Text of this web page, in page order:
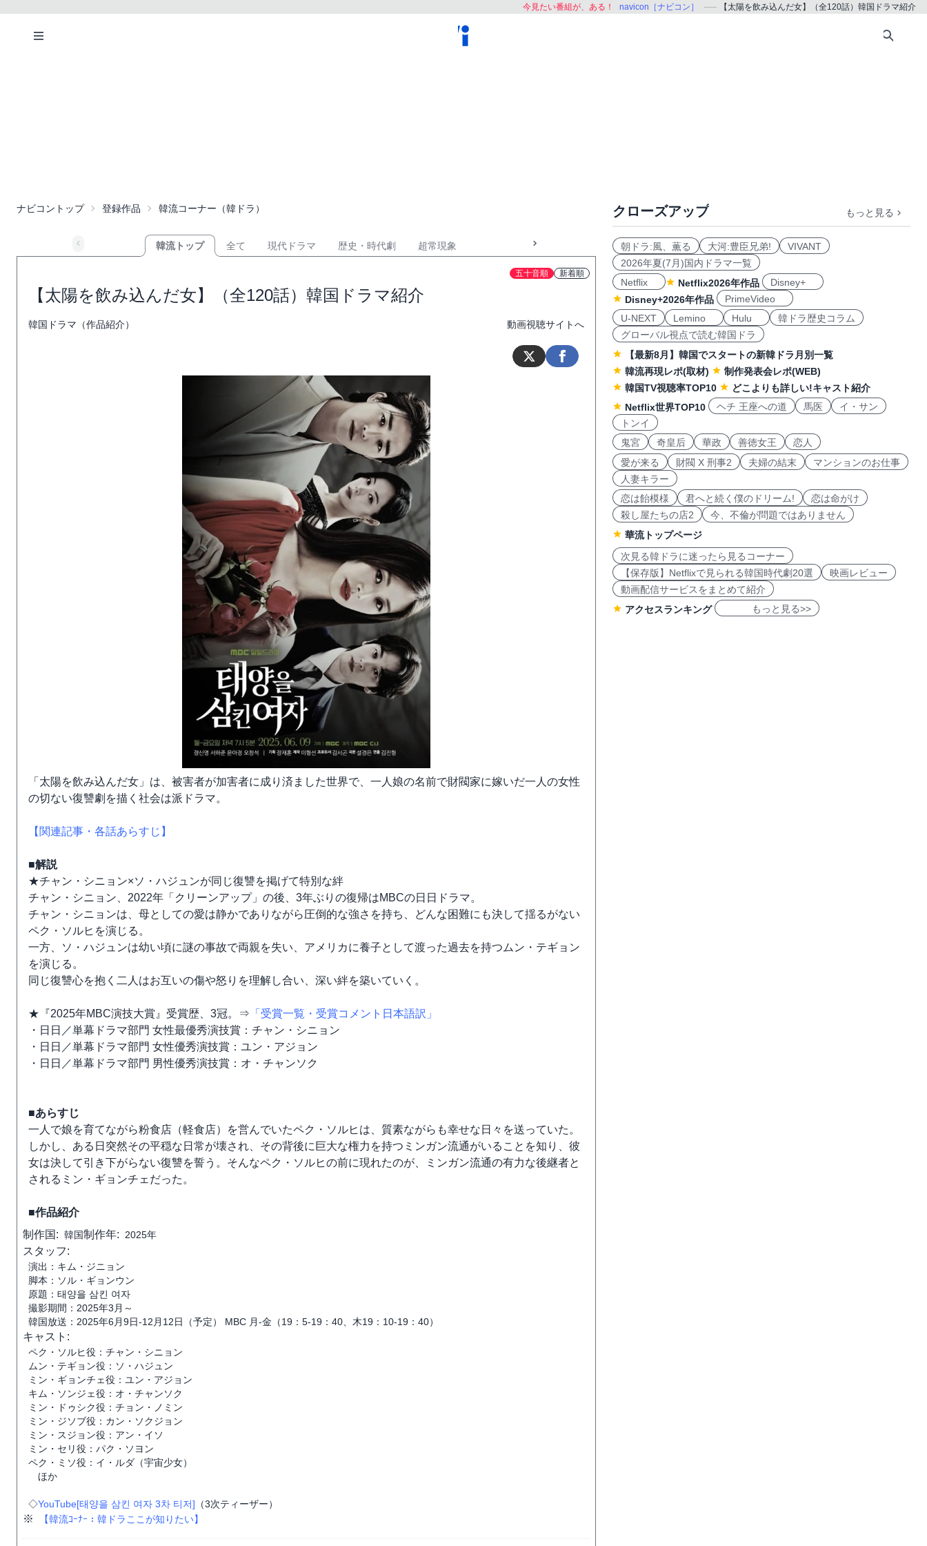
今見たい番組が、ある！ navicon［ナビコン］ 【太陽を飲み込んだ女】（全120話）韓国ドラマ紹介
ナビコントップ 登録作品 韓流コーナー（韓ドラ）
韓流トップ 全て 現代ドラマ 歴史・時代劇 超常現象
五十音順 新着順
【太陽を飲み込んだ女】（全120話）韓国ドラマ紹介
韓国ドラマ（作品紹介） 動画視聴サイトへ
「太陽を飲み込んだ女」は、被害者が加害者に成り済ました世界で、一人娘の名前で財閥家に嫁いだ一人の女性
の切ない復讐劇を描く社会は派ドラマ。
【関連記事・各話あらすじ】
■解説
★チャン・シニョン×ソ・ハジュンが同じ復讐を掲げて特別な絆
チャン・シニョン、2022年「クリーンアップ」の後、3年ぶりの復帰はMBCの日日ドラマ。
チャン・シニョンは、母としての愛は静かでありながら圧倒的な強さを持ち、どんな困難にも決して揺るがない
ペク・ソルヒを演じる。
一方、ソ・ハジュンは幼い頃に謎の事故で両親を失い、アメリカに養子として渡った過去を持つムン・テギョン
を演じる。
同じ復讐心を抱く二人はお互いの傷や怒りを理解し合い、深い絆を築いていく。
★『2025年MBC演技大賞』受賞歴、3冠。⇒ 「受賞一覧・受賞コメント日本語訳」
・日日／単幕ドラマ部門 女性最優秀演技賞：チャン・シニョン
・日日／単幕ドラマ部門 女性優秀演技賞：ユン・アジョン
・日日／単幕ドラマ部門 男性優秀演技賞：オ・チャンソク
■あらすじ
一人で娘を育てながら粉食店（軽食店）を営んでいたペク・ソルヒは、質素ながらも幸せな日々を送っていた。
しかし、ある日突然その平穏な日常が壊され、その背後に巨大な権力を持つミンガン流通がいることを知り、彼
女は決して引き下がらない復讐を誓う。そんなペク・ソルヒの前に現れたのが、ミンガン流通の有力な後継者と
されるミン・ギョンチェだった。
■作品紹介
制作国: 韓国制作年: 2025年
スタッフ:
演出：キム・ジニョン
脚本：ソル・ギョンウン
原題：태양을 삼킨 여자
撮影期間：2025年3月～
韓国放送：2025年6月9日-12月12日（予定） MBC 月-金（19：5-19：40、木19：10-19：40）
キャスト:
ペク・ソルヒ役：チャン・シニョン
ムン・テギョン役：ソ・ハジュン
ミン・ギョンチェ役：ユン・アジョン
キム・ソンジェ役：オ・チャンソク
ミン・ドゥシク役：チョン・ノミン
ミン・ジソブ役：カン・ソクジョン
ミン・スジョン役：アン・イソ
ミン・セリ役：パク・ソヨン
ペク・ミソ役：イ・ルダ（宇宙少女）
ほか
◇YouTube[태양을 삼킨 여자 3차 티저] （3次ティーザー）
※ 【韓流ｺｰﾅｰ：韓ドラここが知りたい】
クローズアップ もっと見る
朝ドラ:風、薫る 大河:豊臣兄弟!
VIVANT
2026年夏(7月)国内ドラマ一覧
Netflix
Netflix2026年作品
Disney+
Disney+2026年作品
PrimeVideo
U-NEXT
Lemino Hulu
韓ドラ歴史コラム
グローバル視点で読む韓国ドラ
【最新8月】韓国でスタートの新韓ドラ月別一覧
韓流再現レポ(取材)
制作発表会レポ(WEB)
韓国TV視聴率TOP10
どこよりも詳しい!キャスト紹介
Netflix世界TOP10
ヘチ 王座への道 馬医
イ・サン
トンイ
鬼宮
奇皇后 華政 善徳女王
恋人
愛が来る
財閥 X 刑事2 夫婦の結末
マンションのお仕事
人妻キラー
恋は飴模様
君へと続く僕のドリーム!
恋は命がけ
殺し屋たちの店2
今、不倫が問題ではありません
華流トップページ
次見る韓ドラに迷ったら見るコーナー
【保存版】Netflixで見られる韓国時代劇20選
映画レビュー
動画配信サービスをまとめて紹介
アクセスランキング
もっと見る>>